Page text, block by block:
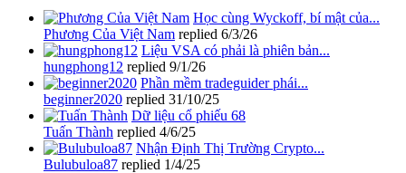
Học cùng Wyckoff, bí mật của...
Phương Của Việt Nam replied 6/3/26
Liệu VSA có phải là phiên bản...
hungphong12 replied 9/1/26
Phần mềm tradeguider phái...
beginner2020 replied 31/10/25
Dữ liệu cổ phiếu 68
Tuấn Thành replied 4/6/25
Nhận Định Thị Trường Crypto...
Bulubuloa87 replied 1/4/25